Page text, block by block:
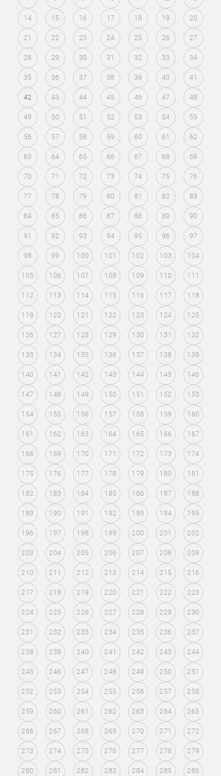
14 15 16 17 18 19 20
21 22 23 24 25 26 27
28 29 30 31 32 33 34
35 36 37 38 39 40 41
42 43 44 45 46 47 48
49 50 51 52 53 54 55
56 57 58 59 60 61 62
63 64 65 66 67 68 69
70 71 72 73 74 75 76
77 78 79 80 81 82 83
84 85 86 87 88 89 90
91 92 93 94 95 96 97
98 99 100 101 102 103 104
105 106 107 108 109 110 111
112 113 114 115 116 117 118
119 120 121 122 123 124 125
126 127 128 129 130 131 132
133 134 135 136 137 138 139
140 141 142 143 144 145 146
147 148 149 150 151 152 153
154 155 156 157 158 159 160
161 162 163 164 165 166 167
168 169 170 171 172 173 174
175 176 177 178 179 180 181
182 183 184 185 186 187 188
189 190 191 192 193 194 195
196 197 198 199 200 201 202
203 204 205 206 207 208 209
210 211 212 213 214 215 216
217 218 219 220 221 222 223
224 225 226 227 228 229 230
231 232 233 234 235 236 237
238 239 240 241 242 243 244
245 246 247 248 249 250 251
252 253 254 255 256 257 258
259 260 261 262 263 264 265
266 267 268 269 270 271 272
273 274 275 276 277 278 279
280 281 282 283 284 285 286